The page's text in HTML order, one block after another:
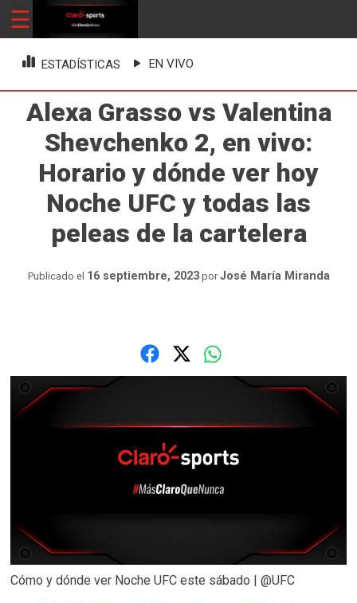
Skip
☰
ClaroSports
Más Claro que nunca
ESTADÍSTICAS EN VIVO
Alexa Grasso vs Valentina
Shevchenko 2, en vivo:
Horario y dónde ver hoy
Noche UFC y todas las
peleas de la cartelera
Publicado el 16 septiembre, 2023por José María Miranda
Cómo y dónde ver Noche UFC este sábado | @UFC